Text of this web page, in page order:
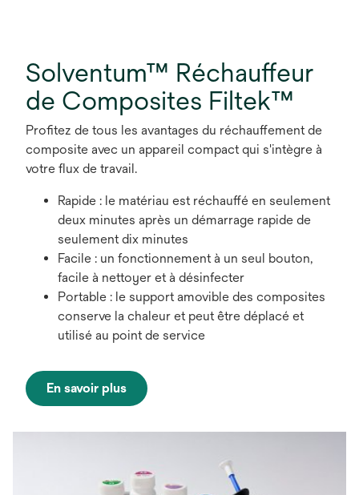
Solventum™ Réchauffeur
de Composites Filtek™
Profitez de tous les avantages du réchauffement de
composite avec un appareil compact qui s'intègre à
votre flux de travail.
Rapide : le matériau est réchauffé en seulement
deux minutes après un démarrage rapide de
seulement dix minutes
Facile : un fonctionnement à un seul bouton,
facile à nettoyer et à désinfecter
Portable : le support amovible des composites
conserve la chaleur et peut être déplacé et
utilisé au point de service
En savoir plus
s’ouvre
un